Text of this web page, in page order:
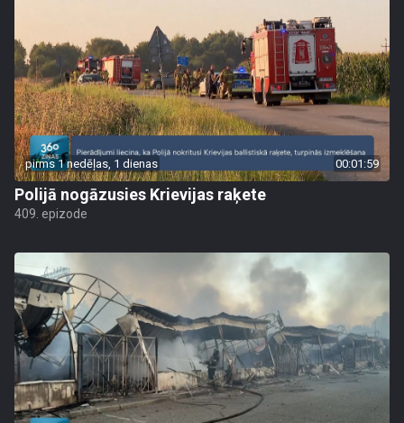
pirms 1 nedēļas, 1 dienas 00:01:59
Polijā nogāzusies Krievijas raķete
409. epizode